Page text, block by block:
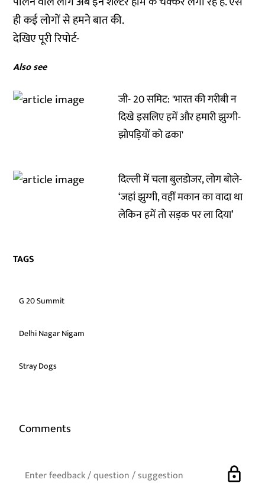
ही कई लोगों से हमने बात की.
देखिए पूरी रिपोर्ट-
Also see
जी- 20 समिट: 'भारत की गरीबी न
दिखे इसलिए हमें और हमारी झुग्गी-
झोपड़ियों को ढका'
दिल्ली में चला बुलडोजर, लोग बोले-
‘जहां झुग्गी, वहीं मकान का वादा था
लेकिन हमें तो सड़क पर ला दिया’
TAGS
G 20 Summit
Delhi Nagar Nigam
Stray Dogs
Comments
lock